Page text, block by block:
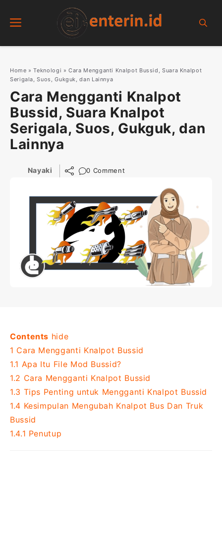
Menu
Home »Teknologi »Cara Mengganti Knalpot Bussid, Suara Knalpot
Serigala, Suos, Gukguk, dan Lainnya
Cara Mengganti Knalpot
Bussid, Suara Knalpot
Serigala, Suos, Gukguk, dan
Lainnya
Nayaki 0 Comment
Contents hide
1 Cara Mengganti Knalpot Bussid
1.1 Apa Itu File Mod Bussid?
1.2 Cara Mengganti Knalpot Bussid
1.3 Tips Penting untuk Mengganti Knalpot Bussid
1.4 Kesimpulan Mengubah Knalpot Bus Dan Truk
Bussid
1.4.1 Penutup